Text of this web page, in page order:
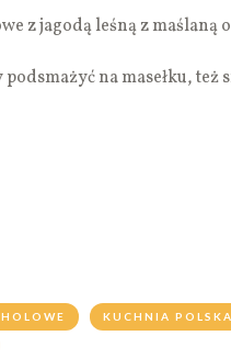
z jagodą leśną z maślaną
na masełku, też
KUCHNIA POLSKA